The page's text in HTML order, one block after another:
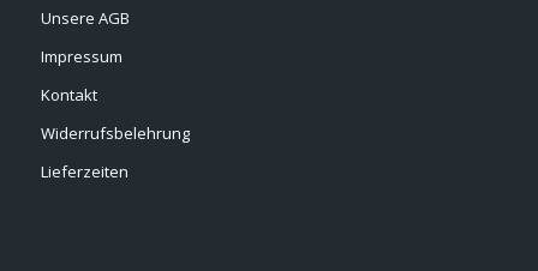
Unsere AGB
Impressum
Kontakt
Widerrufsbelehrung
Lieferzeiten